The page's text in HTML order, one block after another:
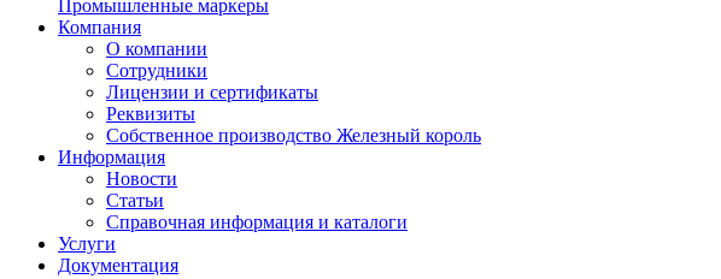
Промышленные маркеры
Компания
О компании
Сотрудники
Лицензии и сертификаты
Реквизиты
Собственное производство Железный король
Информация
Новости
Статьи
Справочная информация и каталоги
Услуги
Документация